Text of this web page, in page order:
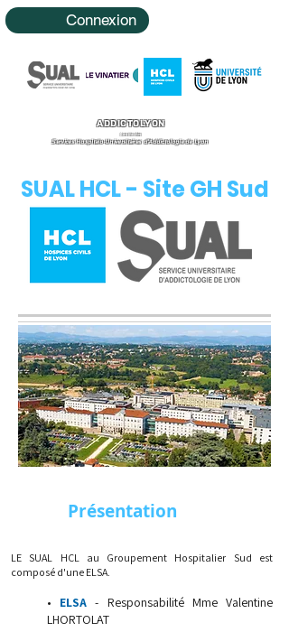
Connexion
ADDICTOLYON
Le site des
Services Hospitalo-Universitaires d'Addictologie de Lyon
SUAL HCL - Site GH Sud
Présentation
LE SUAL HCL au Groupement Hospitalier Sud est
composé d'une ELSA.
• ELSA - Responsabilité Mme Valentine
LHORTOLAT